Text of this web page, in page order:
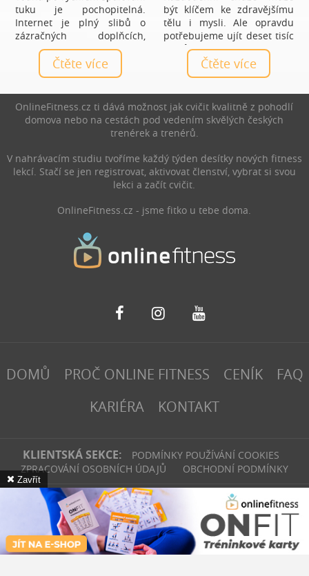
tuku je pochopitelná.
Internet je plný slibů o
zázračných doplňcích,
čajích a tabletách, které
mají vyřešit hubnutí bez
námahy. Realita je ale méně
praktičtější: nejúčinnější
spalovače nejsou produkty,
ale každodenní návyky.
Čtěte více
být klíčem ke zdravějšímu
tělu i mysli. Ale opravdu
potřebujeme ujít deset tisíc
kroků denně, nebo je to jen
mýtus? Zjistěte, jaký počet
kroků je ideální právě pro
zdraví.
Čtěte více
OnlineFitness.cz ti dává možnost jak cvičit kvalitně z pohodlí
domova nebo na cestách pod vedením skvělých českých
trenérek a trenérů.
V nahrávacím studiu tvoříme každý týden desítky nových fitness
lekcí. Stačí se jen registrovat, aktivovat členství, vybrat si svou
lekci a začít cvičit.
OnlineFitness.cz - jsme fitko u tebe doma.
DOMŮ PROČ ONLINE FITNESS CENÍK
FAQ
KARIÉRA
KONTAKT
KLIENTSKÁ SEKCE:
PODMÍNKY POUŽÍVÁNÍ COOKIES
ZPRACOVÁNÍ OSOBNÍCH ÚDAJŮ
OBCHODNÍ PODMÍNKY
fitinvest | 2026
Webové stránkyvytvořiloPoski.com.Tvorba webových
stránekna míru.
Zavřít